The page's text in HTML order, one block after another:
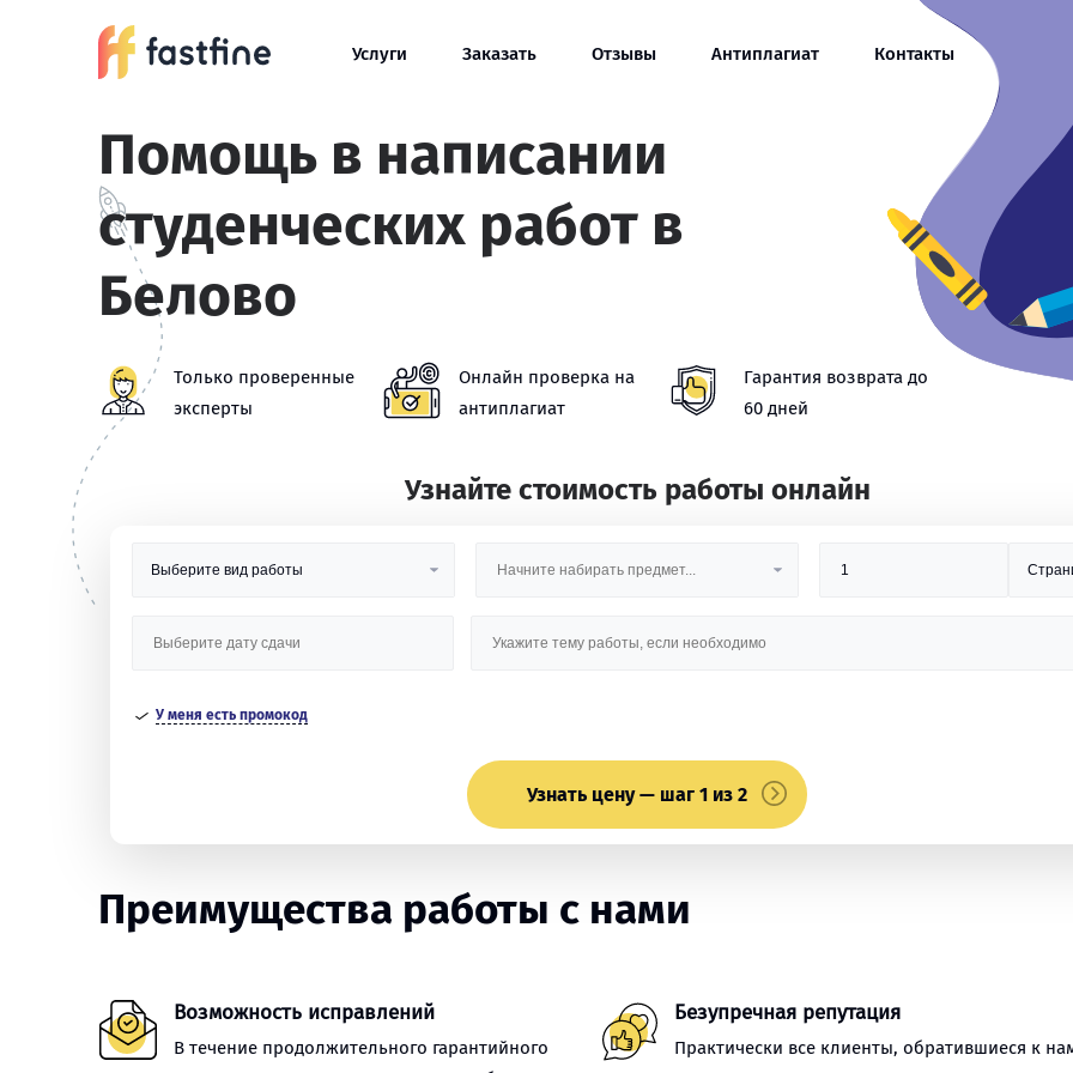
Услуги Заказать Отзывы Антиплагиат Контакты
Помощь в написании
студенческих работ в
Белово
Только проверенные
эксперты
Онлайн проверка на
антиплагиат
Гарантия возврата до
60 дней
Узнайте стоимость работы онлайн
У меня есть промокод
Узнать цену — шаг 1 из 2
Преимущества работы с нами
Возможность исправлений
В течение продолжительного гарантийного
Безупречная репутация
Практически все клиенты, обратившиеся к